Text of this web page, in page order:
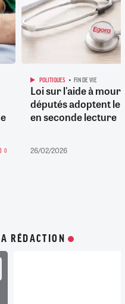
0
POLITIQUES FIN DE VIE
Loi sur l'aide à
députés adoptent le
en seconde lecture
26/02/2026
RÉDACTION